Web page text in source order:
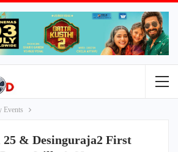
Events
& Desinguraja2 First